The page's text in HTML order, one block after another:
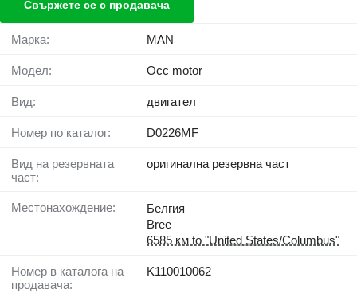
Свържете се с продавача
Марка: MAN
Модел: Occ motor
Вид: двигател
Номер по каталог: D0226MF
Вид на резервната
част:
оригинална резервна част
Местонахождение:
Белгия
Bree
6585 км to "United States/Columbus"
Номер в каталога на
продавача:
K110010062